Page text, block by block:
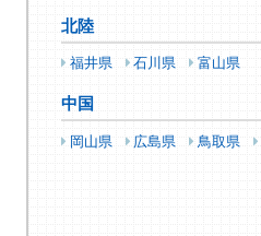
北陸
福井県 石川県 富山県
中国
岡山県 広島県 鳥取県